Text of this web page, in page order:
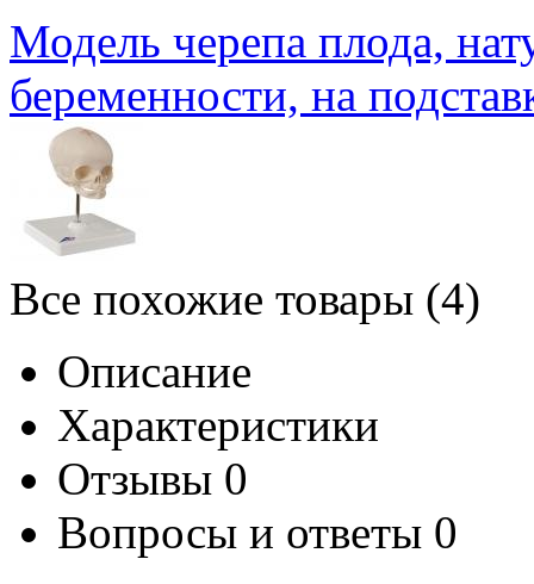
Модель черепа плода,
беременности, на
Все похожие товары (4)
Описание
Характеристики
Отзывы 0
Вопросы и ответы 0